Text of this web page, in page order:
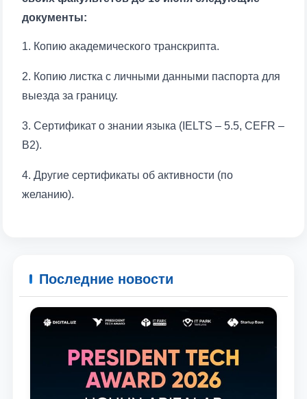
Ваш номер телефона
Почта
документы:
1. Копию академического транскрипта.
2. Копию листка с личными данными паспорта для
выезда за границу.
3. Сертификат о знании языка (IELTS – 5.5, CEFR –
B2).
4. Другие сертификаты об активности (по
желанию).
Последние новости